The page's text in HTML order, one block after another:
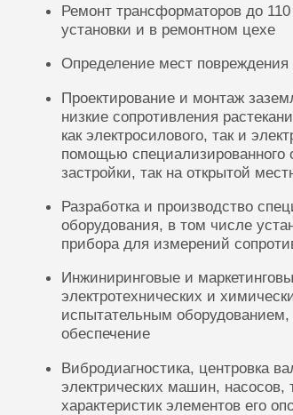
Ремонт трансформаторов до
установки и в ремонтном цехе
Определение мест
Проектирование и монтаж
низкие сопротивления
как электросилового, так и
помощью специализированного
застройки, так на открытой
Разработка и производство
оборудования, в том числе
прибора для измерений
Инжиниринговые и
электротехнических и
испытательным
обеспечение
Вибродиагностика, центровка
электрических машин,
характеристик элементов его